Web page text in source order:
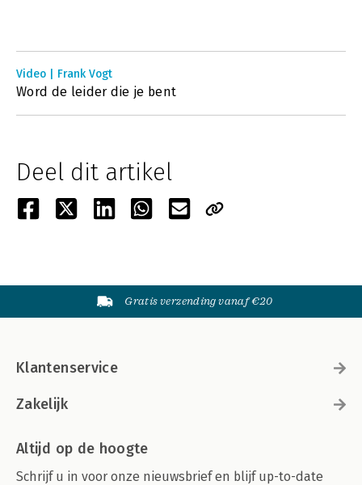
Video | Frank Vogt
Word de leider die je bent
Deel dit artikel
Gratis verzending vanaf €20
Klantenservice
Zakelijk
Altijd op de hoogte
Schrijf u in voor onze nieuwsbrief en blijf up-to-date